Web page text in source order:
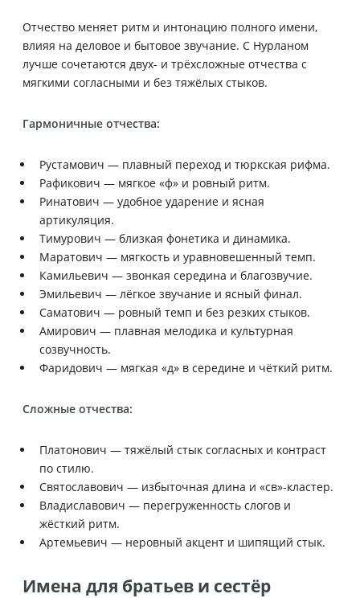
Отчество меняет ритм и интонацию полного имени,
влияя на деловое и бытовое звучание. С Нурланом
лучше сочетаются двух- и трёхсложные отчества с
мягкими согласными и без тяжёлых стыков.
Гармоничные отчества:
Рустамович — плавный переход и тюркская рифма.
Рафикович — мягкое «ф» и ровный ритм.
Ринатович — удобное ударение и ясная
артикуляция.
Тимурович — близкая фонетика и динамика.
Маратович — мягкость и уравновешенный темп.
Камильевич — звонкая середина и благозвучие.
Эмильевич — лёгкое звучание и ясный финал.
Саматович — ровный темп и без резких стыков.
Амирович — плавная мелодика и культурная
созвучность.
Фаридович — мягкая «д» в середине и чёткий ритм.
Сложные отчества:
Платонович — тяжёлый стык согласных и контраст
по стилю.
Святославович — избыточная длина и «св»-кластер.
Владиславович — перегруженность слогов и
жёсткий ритм.
Артемьевич — неровный акцент и шипящий стык.
Имена для братьев и сестёр